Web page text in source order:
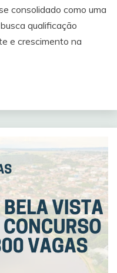
consolidado como uma
qualificação
e crescimento na